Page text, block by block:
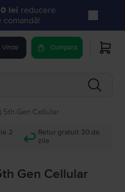
lei reducere
comandă!
Vinde Cumpara
5th Gen Cellular
2
Retur gratuit 30 de
zile
Gen Cellular